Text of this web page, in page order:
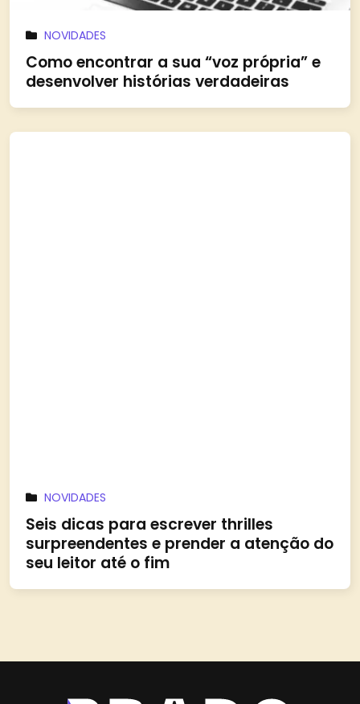
NOVIDADES
Como encontrar a sua “voz própria” e
desenvolver histórias verdadeiras
NOVIDADES
Seis dicas para escrever thrilles
surpreendentes e prender a atenção do
seu leitor até o fim